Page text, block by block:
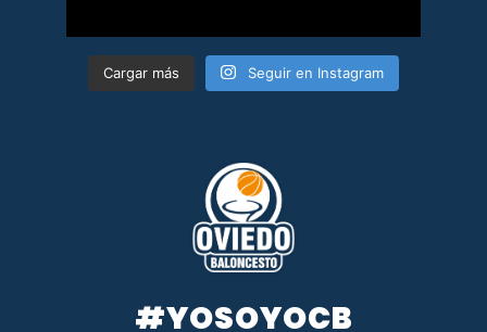
Cargar más Seguir en Instagram
#YOSOYOCB